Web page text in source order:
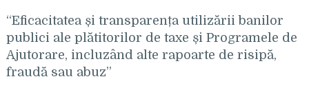
“Eficacitatea și transparența utilizării banilor
publici ale plătitorilor de taxe și Programele de
Ajutorare, incluzând alte rapoarte de risipă,
fraudă sau abuz”